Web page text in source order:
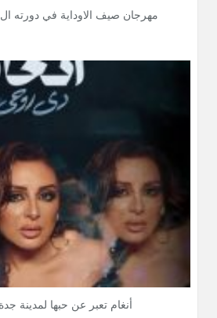
مهرجان صيف الاوداية في دورته ال14 بكرنيش أبي رقراق
أنغام تعبر عن حبها لمدينة